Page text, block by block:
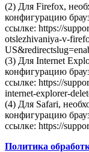
(2) Для Firefox,
конфигурацию
ссылке: https://
otslezhivaniya-v-
(3) Для Internet
конфигурацию
ссылке: https://
internet-explorer-
(4) Для Safari,
конфигурацию
ссылке: https://
Политика